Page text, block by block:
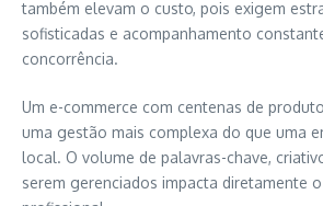
também elevam o custo, pois exigem
sofisticadas e acompanhamento
concorrência.
Um e-commerce com centenas de
uma gestão mais complexa do que uma
local. O volume de palavras-chave,
serem gerenciados impacta diretamente